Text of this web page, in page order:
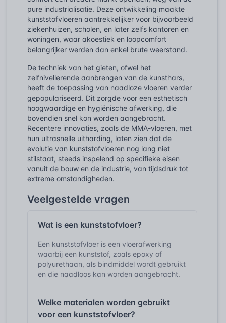
pure industrialisatie. Deze ontwikkeling maakte
kunststofvloeren aantrekkelijker voor bijvoorbeeld
ziekenhuizen, scholen, en later zelfs kantoren en
woningen, waar akoestiek en loopcomfort
belangrijker werden dan enkel brute weerstand.
De techniek van het gieten, ofwel het
zelfnivellerende aanbrengen van de kunsthars,
heeft de toepassing van naadloze vloeren verder
gepopulariseerd. Dit zorgde voor een esthetisch
hoogwaardige en hygiënische afwerking, die
bovendien snel kon worden aangebracht.
Recentere innovaties, zoals de MMA-vloeren, met
hun ultrasnelle uitharding, laten zien dat de
evolutie van kunststofvloeren nog lang niet
stilstaat, steeds inspelend op specifieke eisen
vanuit de bouw en de industrie, van tijdsdruk tot
extreme omstandigheden.
Veelgestelde vragen
Wat is een kunststofvloer?
Een kunststofvloer is een vloerafwerking
waarbij een kunststof, zoals epoxy of
polyurethaan, als bindmiddel wordt gebruikt
en die naadloos kan worden aangebracht.
Welke materialen worden gebruikt
voor een kunststofvloer?